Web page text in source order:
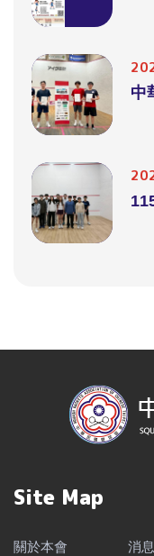
中
Site Map
關於本會
消